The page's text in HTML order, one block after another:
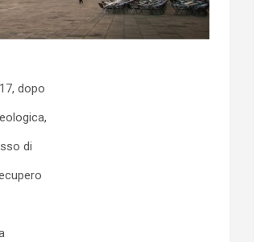
dopo
di